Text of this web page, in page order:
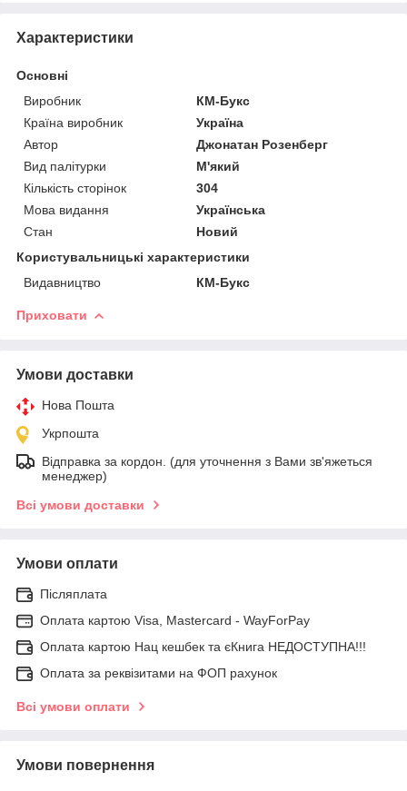
Характеристики
Основні
Виробник
КМ-Букс
Країна виробник
Україна
Автор
Джонатан Розенберг
Вид палітурки
М'який
Кількість сторінок
304
Мова видання
Українська
Стан
Новий
Користувальницькі характеристики
Видавництво
КМ-Букс
Приховати
Умови доставки
Нова Пошта
Укрпошта
Відправка за кордон. (для уточнення з Вами зв'яжеться
менеджер)
Всі умови доставки
Умови оплати
Післяплата
Оплата картою Visa, Mastercard - WayForPay
Оплата картою Нац кешбек та єКнига НЕДОСТУПНА!!!
Оплата за реквізитами на ФОП рахунок
Всі умови оплати
Умови повернення